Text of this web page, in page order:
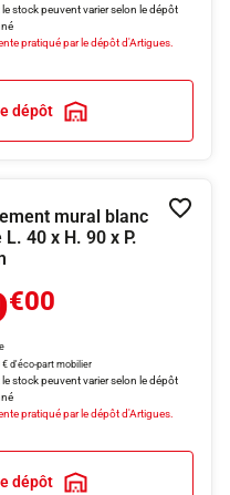
le stock peuvent varier selon le dépôt
pratiqué par le dépôt d'Artigues.
dépôt
mural blanc
L. 40 x H. 90 x P.
€00
€ d'éco-part mobilier
le stock peuvent varier selon le dépôt
pratiqué par le dépôt d'Artigues.
dépôt